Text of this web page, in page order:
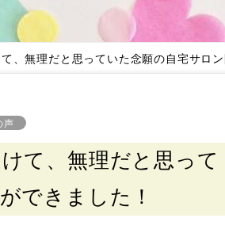
、無理だと思っていた念願の自宅サロン
声
できました！